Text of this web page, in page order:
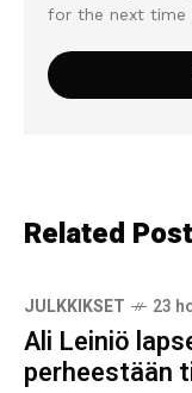
for the next time
Related
JULKKIKSET 23
Ali Leiniö
perheestään